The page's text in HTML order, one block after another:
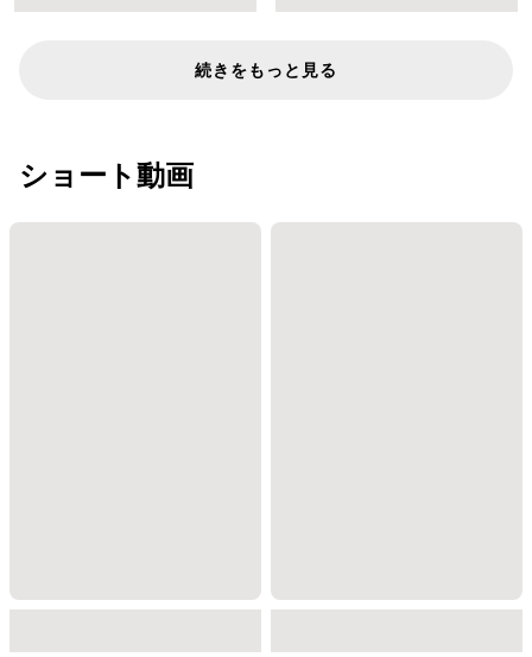
続きをもっと見る
ショート動画